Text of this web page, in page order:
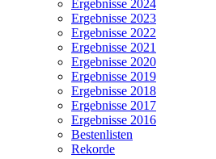
Ergebnisse 2024
Ergebnisse 2023
Ergebnisse 2022
Ergebnisse 2021
Ergebnisse 2020
Ergebnisse 2019
Ergebnisse 2018
Ergebnisse 2017
Ergebnisse 2016
Bestenlisten
Rekorde